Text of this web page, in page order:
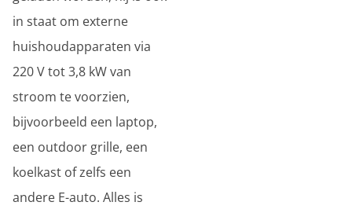
in staat om externe
huishoudapparaten via
220 V tot 3,8 kW van
stroom te voorzien,
bijvoorbeeld een laptop,
een outdoor grille, een
koelkast of zelfs een
andere E-auto. Alles is